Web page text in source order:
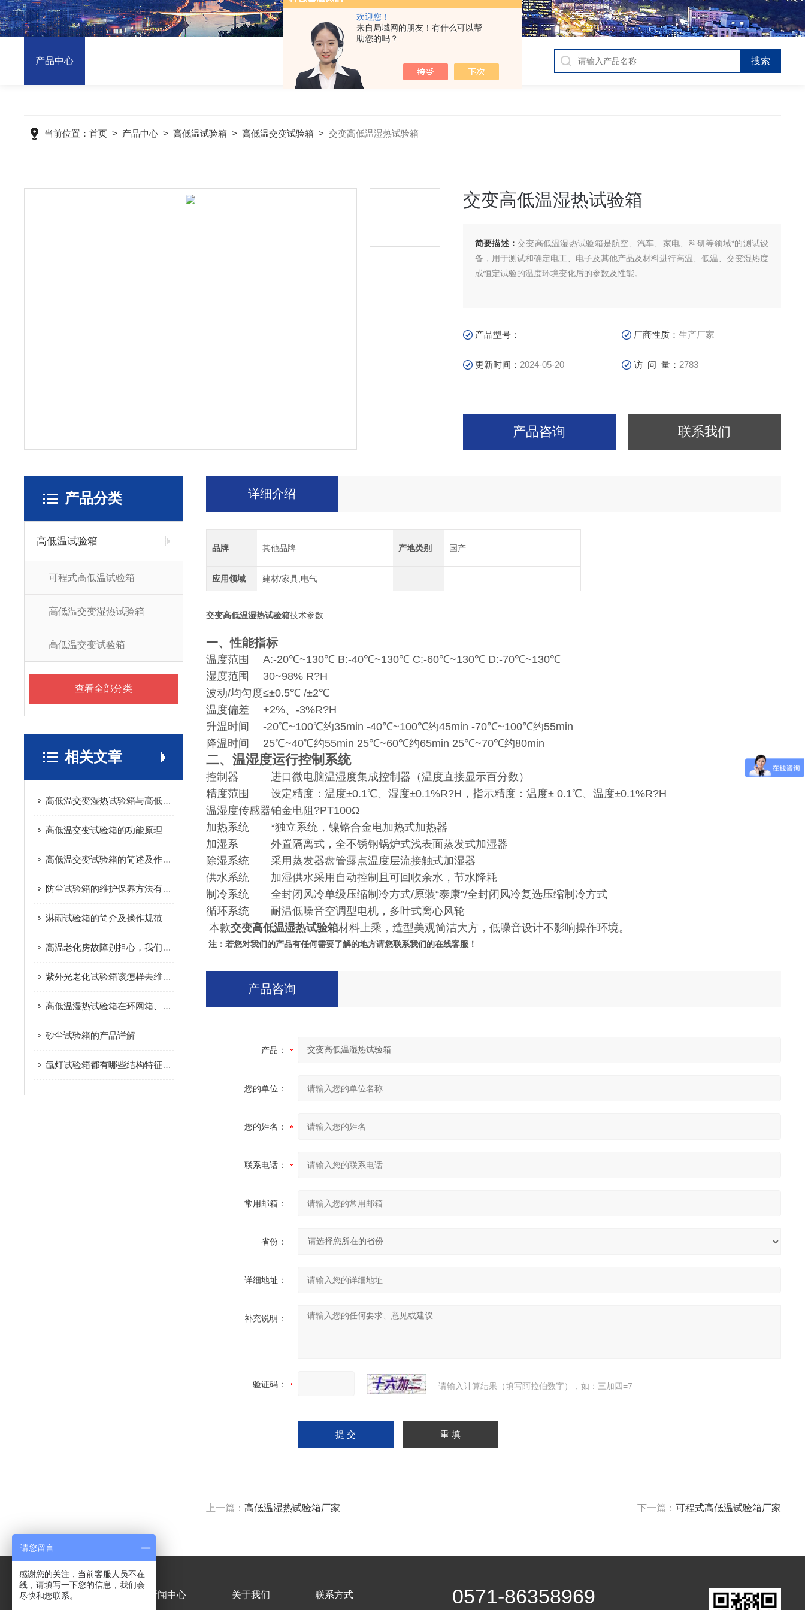
欢迎您！
来自局域网的朋友！有什么可以帮
助您的吗？
产品中心
当前位置：首页 > 产品中心 >高低温试验箱 >高低温交变试验箱 >交变高低温湿热试验箱
交变高低温湿热试验箱
简要描述：交变高低温湿热试验箱是航空、汽车、家电、科研等领域*的测试设
备，用于测试和确定电工、电子及其他产品及材料进行高温、低温、交变湿热度
或恒定试验的温度环境变化后的参数及性能。
产品型号： 厂商性质：生产厂家
更新时间： 2024-05-20 访 问 量： 2783
产品咨询 联系我们
产品分类
高低温试验箱
可程式高低温试验箱
高低温交变湿热试验箱
高低温交变试验箱
查看全部分类
相关文章
高低温交变湿热试验箱与高低温湿热试验箱区别
高低温交变试验箱的功能原理
高低温交变试验箱的简述及作用原理
防尘试验箱的维护保养方法有哪些？
淋雨试验箱的简介及操作规范
高温老化房故障别担心，我们教你如何解决
紫外光老化试验箱该怎样去维护保养呢
高低温湿热试验箱在环网箱、柱上开关行业的应用优势
砂尘试验箱的产品详解
氙灯试验箱都有哪些结构特征呢？
详细介绍
品牌 其他品牌 产地类别 国产
应用领域 建材/家具,电气
交变高低温湿热试验箱技术参数
一、性能指标
温度范围
A:-20℃~130℃ B:-40℃~130℃ C:-60℃~130℃ D:-70℃~130℃
湿度范围
30~98% R?H
波动/均匀度≤±0.5℃ /±2℃
温度偏差
+2%、-3%R?H
升温时间
-20℃~100℃约35min -40℃~100℃约45min -70℃~100℃约55min
降温时间
25℃~40℃约55min 25℃~60℃约65min 25℃~70℃约80min
二、温湿度运行控制系统
控制器
进口微电脑温湿度集成控制器（温度直接显示百分数）
精度范围
设定精度：温度±0.1℃、湿度±0.1%R?H，指示精度：温度± 0.1℃、温度±0.1%R?H
温湿度传感器铂金电阻?PT100Ω
加热系统
*独立系统，镍铬合金电加热式加热器
加湿系
外置隔离式，全不锈钢锅炉式浅表面蒸发式加湿器
除湿系统
采用蒸发器盘管露点温度层流接触式加湿器
供水系统
加湿供水采用自动控制且可回收余水，节水降耗
制冷系统
全封闭风冷单级压缩制冷方式/原装“泰康”/全封闭风冷复选压缩制冷方式
循环系统
耐温低噪音空调型电机，多叶式离心风轮
本款交变高低温湿热试验箱材料上乘，造型美观简洁大方，低噪音设计不影响操作环境。
注：若您对我们的产品有任何需要了解的地方请您联系我们的在线客服！
产品咨询
产品：
您的单位：
您的姓名：
联系电话：
常用邮箱：
省份：
详细地址：
补充说明：
验证码： 请输入计算结果（填写阿拉伯数字），如：三加四=7
上一篇： 高低温湿热试验箱厂家 下一篇： 可程式高低温试验箱厂家
产品中心 新闻中心 关于我们 联系方式 0571-86358969
请您留言
感谢您的关注，当前客服人员不在
线，请填写一下您的信息，我们会
尽快和您联系。